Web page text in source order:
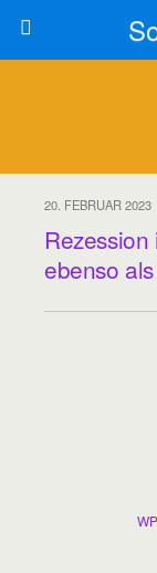
20. FEBRUAR 2023
ebenso